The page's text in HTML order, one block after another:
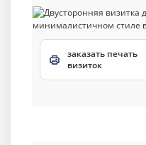
заказать печать
визиток